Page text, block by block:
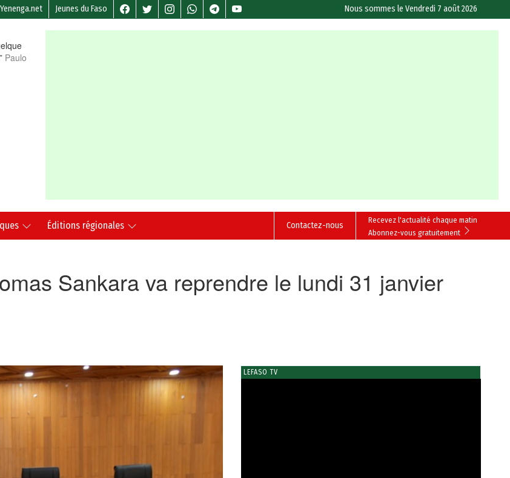
Yenenga.net Jeunes du Faso Nous sommes leVendredi 7 août 2026
Paulo
Éditions régionales
Recevez l'actualité chaque matin
Abonnez-vous gratuitement
Contactez-nous
Sankara va reprendre le lundi 31 janvier
LEFASO TV